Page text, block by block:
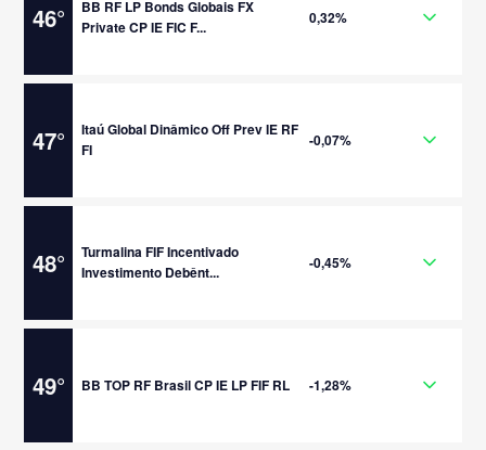
46°
BB RF LP Bonds Globais FX
Private CP IE FIC F...
0,32%
47°
Itaú Global Dinâmico Off Prev IE RF
FI
-0,07%
48°
Turmalina FIF Incentivado
Investimento Debênt...
-0,45%
49° BB TOP RF Brasil CP IE LP FIF RL -1,28%